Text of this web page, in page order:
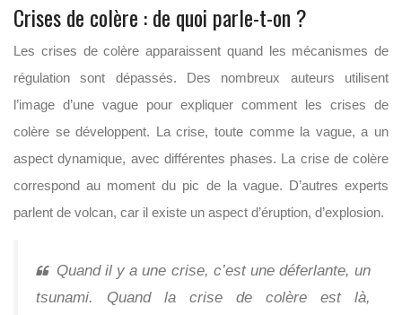
Crises de colère : de quoi parle-t-on ?
Les crises de colère apparaissent quand les mécanismes de
régulation sont dépassés. Des nombreux auteurs utilisent
l’image d’une vague pour expliquer comment les crises de
colère se développent. La crise, toute comme la vague, a un
aspect dynamique, avec différentes phases. La crise de colère
correspond au moment du pic de la vague. D’autres experts
parlent de volcan, car il existe un aspect d’éruption, d’explosion.
Quand il y a une crise, c’est une déferlante, un
tsunami. Quand la crise de colère est là,